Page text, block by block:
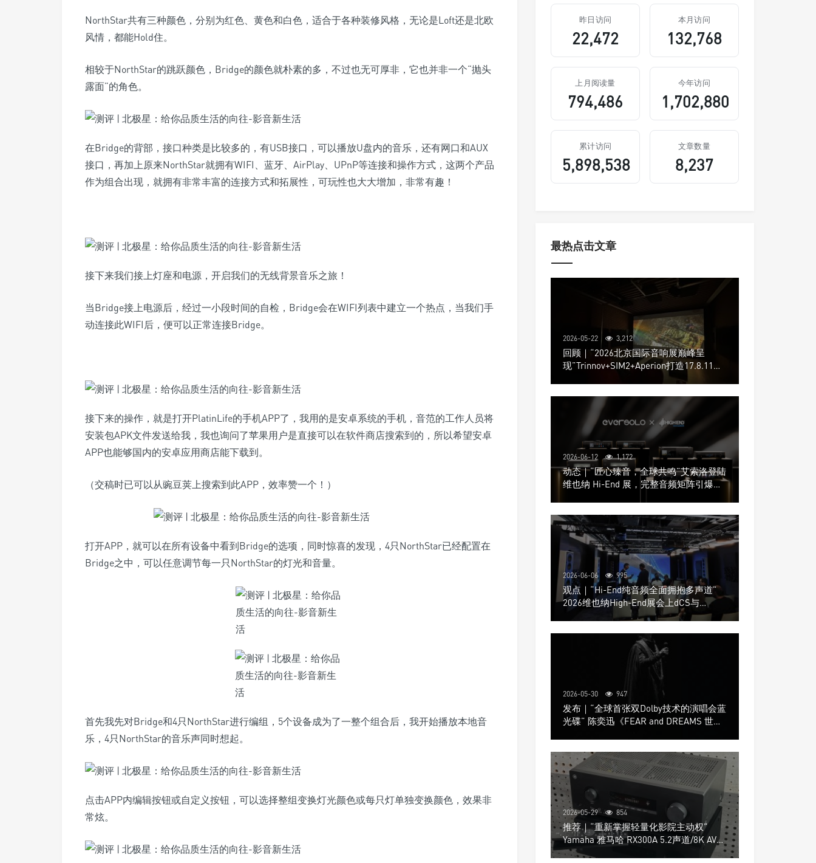
NorthStar共有三种颜色，分别为红色、黄色和白色，适合于各种装修风格，无论是Loft还是北欧
风情，都能Hold住。
相较于NorthStar的跳跃颜色，Bridge的颜色就朴素的多，不过也无可厚非，它也并非一个“抛头
露面”的角色。
在Bridge的背部，接口种类是比较多的，有USB接口，可以播放U盘内的音乐，还有网口和AUX
接口，再加上原来NorthStar就拥有WIFI、蓝牙、AirPlay、UPnP等连接和操作方式，这两个产品
作为组合出现，就拥有非常丰富的连接方式和拓展性，可玩性也大大增加，非常有趣！
接下来我们接上灯座和电源，开启我们的无线背景音乐之旅！
当Bridge接上电源后，经过一小段时间的自检，Bridge会在WIFI列表中建立一个热点，当我们手
动连接此WIFI后，便可以正常连接Bridge。
接下来的操作，就是打开PlatinLife的手机APP了，我用的是安卓系统的手机，音范的工作人员将
安装包APK文件发送给我，我也询问了苹果用户是直接可以在软件商店搜索到的，所以希望安卓
APP也能够国内的安卓应用商店能下载到。
（交稿时已可以从豌豆荚上搜索到此APP，效率赞一个！）
打开APP，就可以在所有设备中看到Bridge的选项，同时惊喜的发现，4只NorthStar已经配置在
Bridge之中，可以任意调节每一只NorthStar的灯光和音量。
首先我先对Bridge和4只NorthStar进行编组，5个设备成为了一整个组合后，我开始播放本地音
乐，4只NorthStar的音乐声同时想起。
点击APP内编辑按钮或自定义按钮，可以选择整组变换灯光颜色或每只灯单独变换颜色，效果非
常炫。
昨日访问
22,472
本月访问
132,768
上月阅读量
794,486
今年访问
1,702,880
累计访问
5,898,538
文章数量
8,237
最热点击文章
2026-05-22 3,212
回顾｜“2026北京国际音响展巅峰呈
现”Trinnov+SIM2+Aperion打造17.8.11声
2026-06-12 1,172
动态｜“匠心臻音，全球共鸣”艾索洛登陆
维也纳 Hi-End 展，完整音频矩阵引爆关
2026-06-06 995
观点｜“Hi-End纯音频全面拥抱多声道”
2026维也纳High-End展会上dCS与
Trinnov Audio搭建多声道演示系统
2026-05-30 947
发布｜“全球首张双Dolby技术的演唱会蓝
光碟” 陈奕迅《FEAR and DREAMS 世界
2026-05-29 854
推荐｜“重新掌握轻量化影院主动权”
Yamaha 雅马哈 RX300A 5.2声道/8K AV放
大器